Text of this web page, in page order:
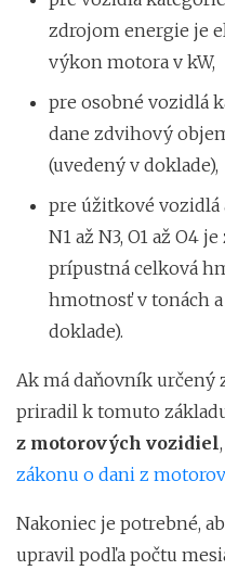
zdrojom energie je
výkon motora v kW,
pre osobné vozidlá
dane zdvihový
(uvedený v doklade),
pre úžitkové vozidlá
N1 až N3, O1 až O4
prípustná celková
hmotnosť v tonách
doklade).
Ak má daňovník určený
priradil k tomuto
z motorových vozidiel
zákonu o dani z
Nakoniec je potrebné,
upravil podľa počtu